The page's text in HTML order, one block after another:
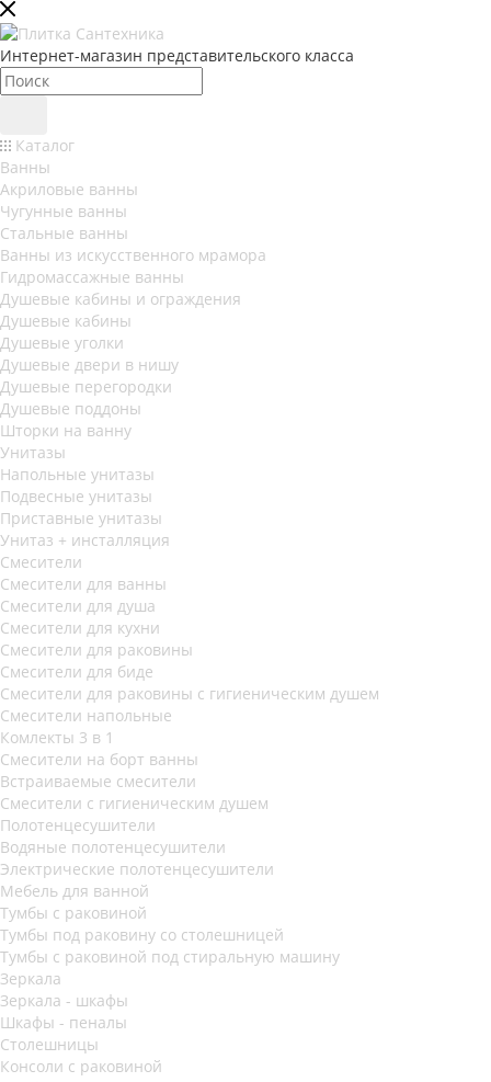
Интернет-магазин представительского класса
Каталог
Ванны
Акриловые ванны
Чугунные ванны
Стальные ванны
Ванны из искусственного мрамора
Гидромассажные ванны
Душевые кабины и ограждения
Душевые кабины
Душевые уголки
Душевые двери в нишу
Душевые перегородки
Душевые поддоны
Шторки на ванну
Унитазы
Напольные унитазы
Подвесные унитазы
Приставные унитазы
Унитаз + инсталляция
Смесители
Смесители для ванны
Смесители для душа
Смесители для кухни
Смесители для раковины
Смесители для биде
Смесители для раковины с гигиеническим душем
Смесители напольные
Комлекты 3 в 1
Смесители на борт ванны
Встраиваемые смесители
Смесители с гигиеническим душем
Полотенцесушители
Водяные полотенцесушители
Электрические полотенцесушители
Мебель для ванной
Тумбы с раковиной
Тумбы под раковину со столешницей
Тумбы с раковиной под стиральную машину
Зеркала
Зеркала - шкафы
Шкафы - пеналы
Столешницы
Консоли с раковиной